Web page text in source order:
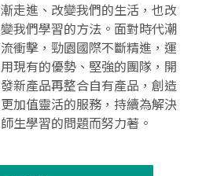
漸走進、改變我們的生活，也改
變我們學習的方法。面對時代潮
流衝擊，勁園國際不斷精進，運
用現有的優勢、堅強的團隊，開
發新產品再整合自有產品，創造
更加值靈活的服務，持續為解決
師生學習的問題而努力著。